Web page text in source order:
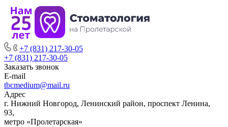
+7 (831) 217-30-05
+7 (831) 217-30-05
Заказать звонок
E-mail
tbcmedium@mail.ru
Адрес
г. Нижний Новгород, Ленинский район, проспект Ленина,
93,
метро «Пролетарская»